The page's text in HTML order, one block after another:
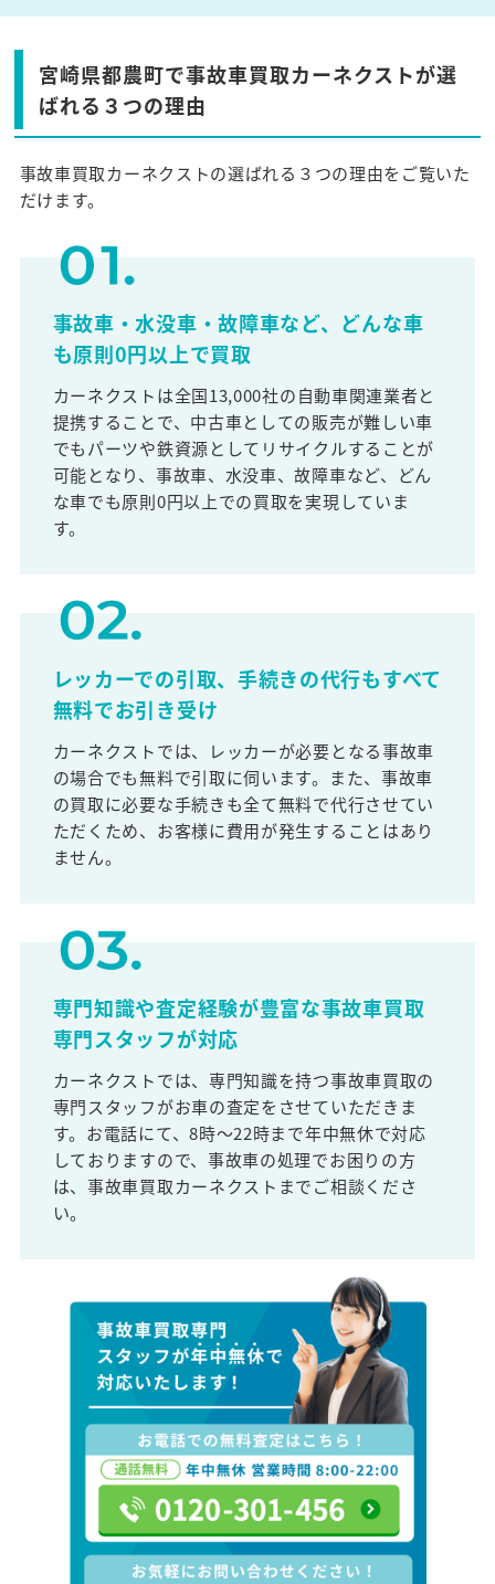
宮崎県都農町で事故車買取カーネクストが選
ばれる３つの理由
事故車買取カーネクストの選ばれる３つの理由をご覧いた
だけます。
事故車・水没車・故障車など、どんな車
も原則0円以上で買取
カーネクストは全国13,000社の自動車関連業者と
提携することで、中古車としての販売が難しい車
でもパーツや鉄資源としてリサイクルすることが
可能となり、事故車、水没車、故障車など、どん
な車でも原則0円以上での買取を実現していま
す。
レッカーでの引取、手続きの代行もすべて
無料でお引き受け
カーネクストでは、レッカーが必要となる事故車
の場合でも無料で引取に伺います。また、事故車
の買取に必要な手続きも全て無料で代行させてい
ただくため、お客様に費用が発生することはあり
ません。
専門知識や査定経験が豊富な事故車買取
専門スタッフが対応
カーネクストでは、専門知識を持つ事故車買取の
専門スタッフがお車の査定をさせていただきま
す。お電話にて、8時～22時まで年中無休で対応
しておりますので、事故車の処理でお困りの方
は、事故車買取カーネクストまでご相談くださ
い。